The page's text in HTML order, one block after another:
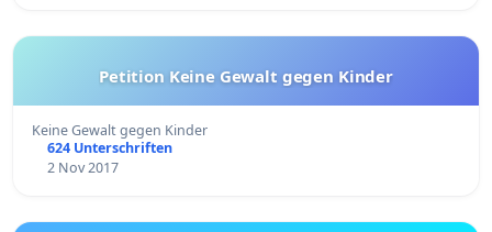
Petition Keine Gewalt gegen Kinder
Keine Gewalt gegen Kinder
624 Unterschriften
2 Nov 2017